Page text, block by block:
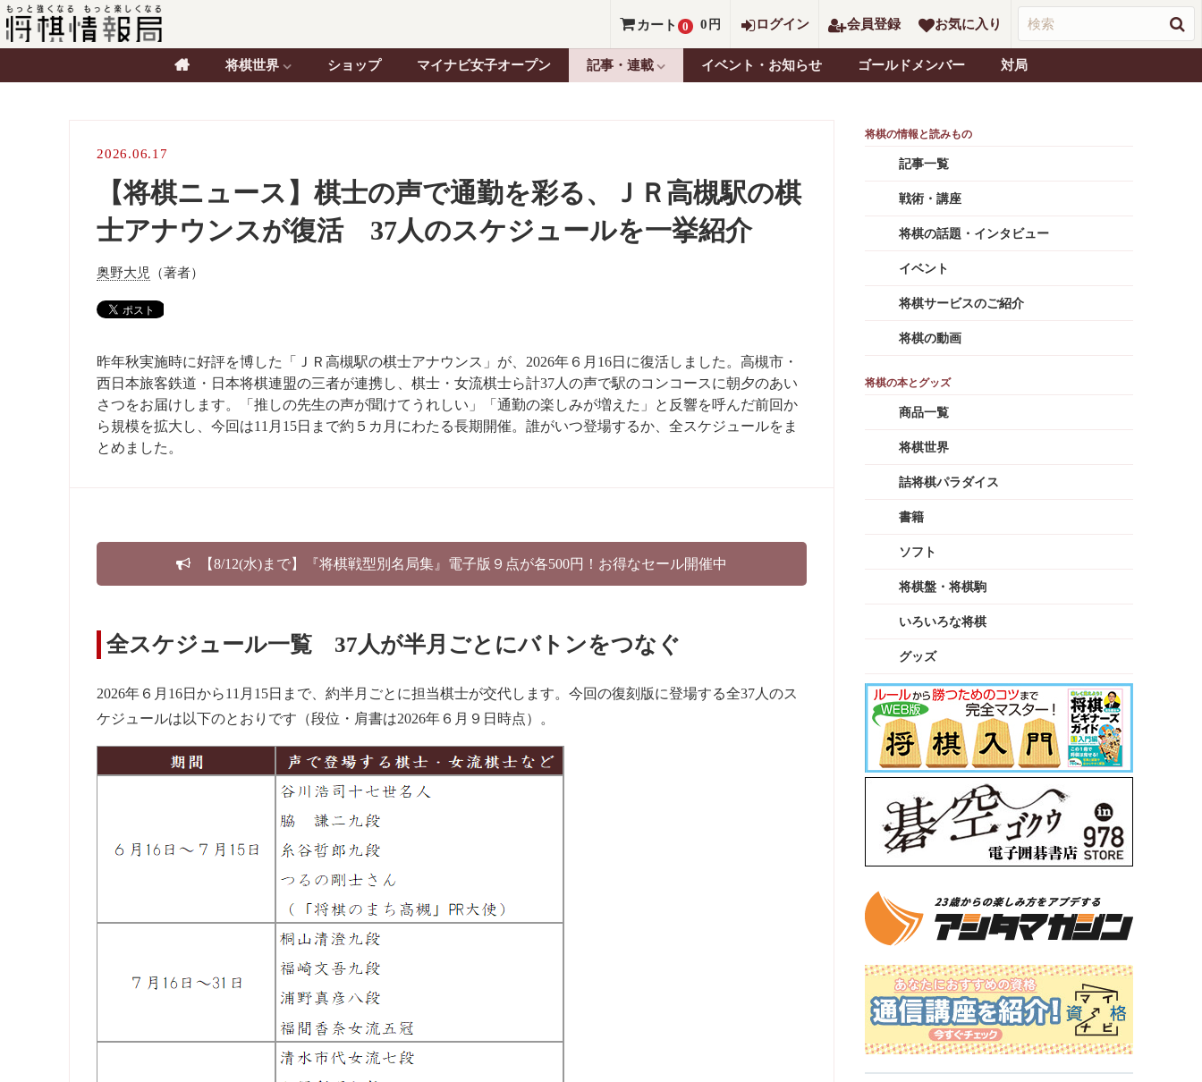
カート 0 0 円 ログイン 会員登録 お気に入り
将棋世界 ショップ マイナビ女子オープン 記事・連載 イベント・お知らせ ゴールドメンバー 対局
2026.06.17
【将棋ニュース】棋士の声で通勤を彩る、ＪＲ高槻駅の棋
士アナウンスが復活 37人のスケジュールを一挙紹介
奥野大児 （著者）
昨年秋実施時に好評を博した「ＪＲ高槻駅の棋士アナウンス」が、2026年６月16日に復活しました。高槻市・
西日本旅客鉄道・日本将棋連盟の三者が連携し、棋士・女流棋士ら計37人の声で駅のコンコースに朝夕のあい
さつをお届けします。「推しの先生の声が聞けてうれしい」「通勤の楽しみが増えた」と反響を呼んだ前回か
ら規模を拡大し、今回は11月15日まで約５カ月にわたる長期開催。誰がいつ登場するか、全スケジュールをま
とめました。
【8/12(水)まで】『将棋戦型別名局集』電子版９点が各500円！お得なセール開催中
全スケジュール一覧 37人が半月ごとにバトンをつなぐ
2026年６月16日から11月15日まで、約半月ごとに担当棋士が交代します。今回の復刻版に登場する全37人のス
ケジュールは以下のとおりです（段位・肩書は2026年６月９日時点）。
記事一覧
戦術・講座
将棋の話題・インタビュー
イベント
将棋サービスのご紹介
将棋の動画
商品一覧
将棋世界
詰将棋パラダイス
書籍
ソフト
将棋盤・将棋駒
いろいろな将棋
グッズ